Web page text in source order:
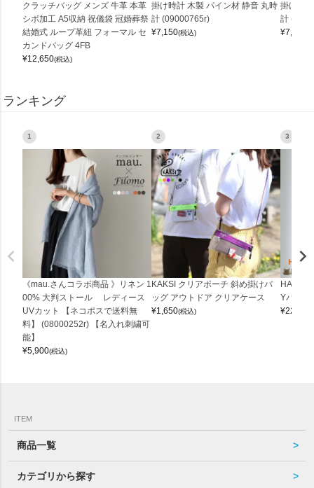
クラッチバッグ メンズ 牛革 本革
シボ加工 A5収納 祝儀袋 冠婚葬祭
結婚式 ループ革紐 フォーマル セ
カンドバッグ 4FB
¥12,650(税込)
掛け時計 木製 パイン材 静音 丸時
計 (09000765r)
¥7,150(税込)
掛け時
計
¥7,150
ランキング
1
《mau.さんコラボ商品 》リネン 1
00% 大判ストール レディース
UVカット 【ネコポスで送料無
料】 (08000252r) 【名入れ刺繍可
能】
¥5,900(税込)
2
KAKSI クリアポーチ 斜め掛けバ
ッグ アウトドア クリアケース
¥1,650(税込)
3
Yバッグ
¥22,000
ITEM
商品一覧
カテゴリから探す